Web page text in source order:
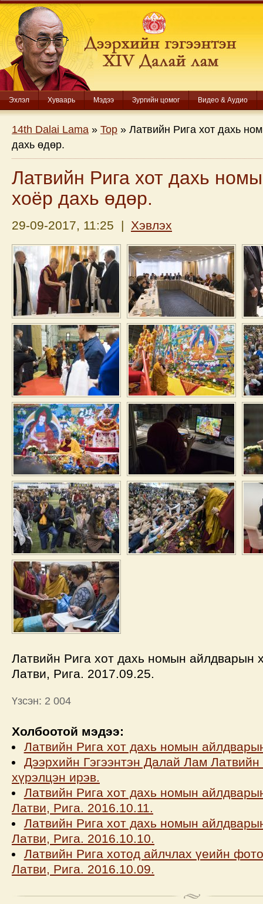
Эхлэл Хуваарь Мэдээ Зургийн цомог Видео & Аудио
14th Dalai Lama » Top » Латвийн Рига хот дахь
дахь өдөр.
Латвийн Рига хот дахь
хоёр дахь өдөр.
29-09-2017, 11:25 | Хэвлэх
Латвийн Рига хот дахь номын айлдварын
Латви, Рига. 2017.09.25.
Үзсэн: 2 004
Холбоотой мэдээ:
Латвийн Рига хот дахь номын
Дээрхийн Гэгээнтэн Далай Лам Латвийн
хүрэлцэн ирэв.
Латвийн Рига хот дахь номын
Латви, Рига. 2016.10.11.
Латвийн Рига хот дахь номын
Латви, Рига. 2016.10.10.
Латвийн Рига хотод айлчлах үеийн
Латви, Рига. 2016.10.09.